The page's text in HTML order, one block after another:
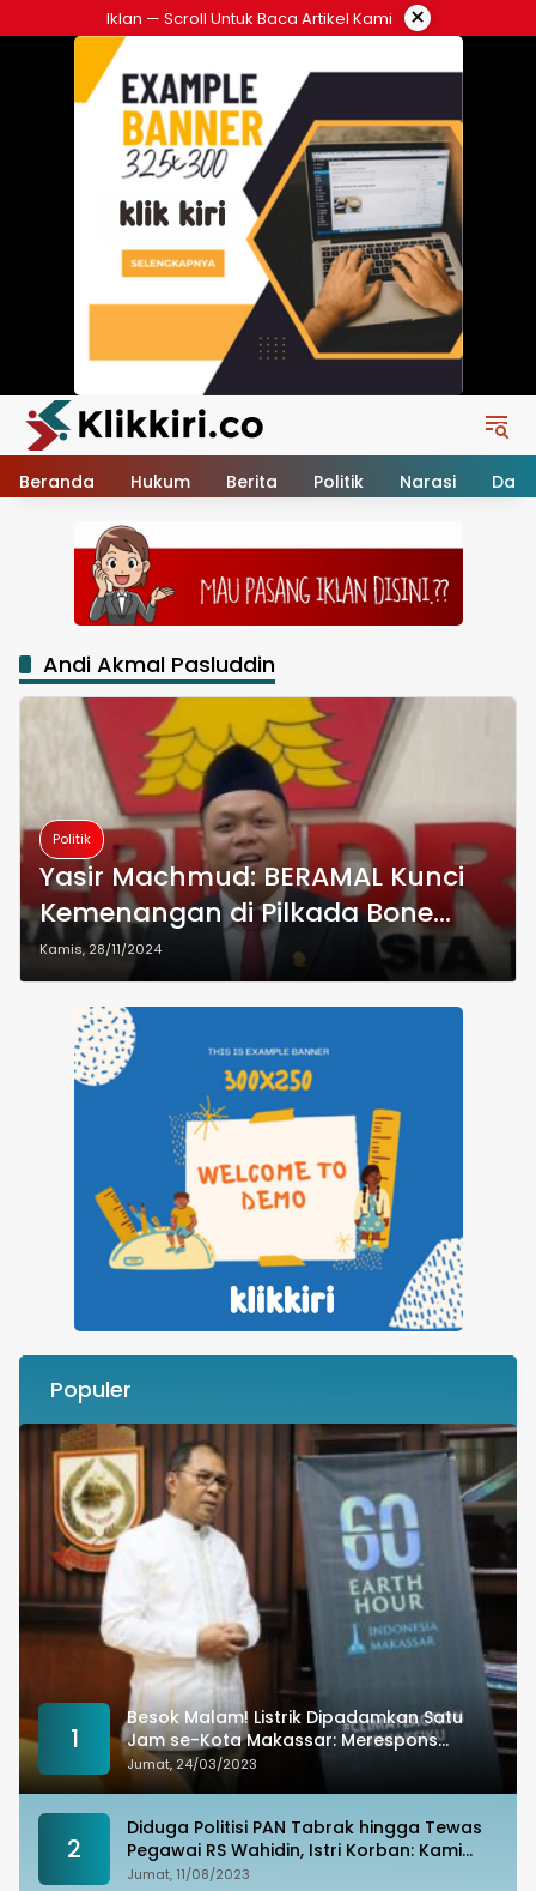
ke
Iklan — Scroll Untuk Baca Artikel Kami ×
Beranda Hukum Berita Politik Narasi
Andi Akmal Pasluddin
Politik
Yasir Machmud: BERAMAL Kunci
Kemenangan di Pilkada Bone
2024
Kamis, 28/11/2024
Populer
1
Besok Malam! Listrik Dipadamkan Satu
Jam se-Kota Makassar: Merespons
Perubahan Iklim
Jumat, 24/03/2023
2
Diduga Politisi PAN Tabrak hingga Tewas
Pegawai RS Wahidin, Istri Korban: Kami
Tak Terima
Jumat, 11/08/2023